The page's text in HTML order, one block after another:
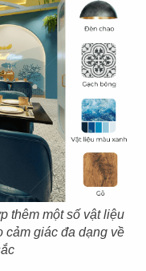
thêm một số vật liệu
cảm giác đa dạng về
Đăng Lưu
STREET
mạng tháng 8 - Q.3